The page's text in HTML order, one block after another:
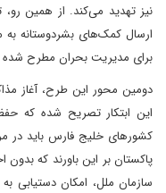
نیز تهدید می‌کند. از همین
ارسال کمک‌های بشردوستانه
برای مدیریت بحران مطرح
دومین محور این طرح، آغاز
این ابتکار تصریح شده که
کشورهای خلیج فارس باید در
پاکستان بر این باورند که
سازمان ملل، امکان دستیابی